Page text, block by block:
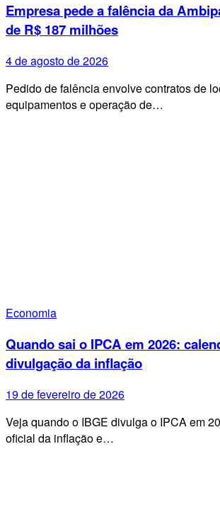
Empresa pede a falência da
de R$ 187 milhões
4 de agosto de 2026
Pedido de falência envolve contratos de
equipamentos e operação de…
Economia
Quando sai o IPCA em 2026:
divulgação da inflação
19 de fevereiro de 2026
Veja quando o IBGE divulga o IPCA em
oficial da inflação e…